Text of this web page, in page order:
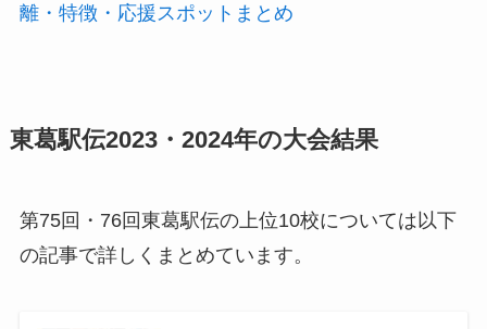
離・特徴・応援スポットまとめ
東葛駅伝2023・2024年の大会結果
第75回・76回東葛駅伝の上位10校については以下
の記事で詳しくまとめています。